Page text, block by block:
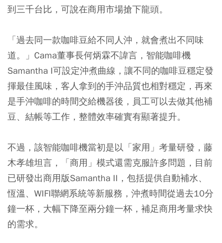
到三千台比，可說在商用市場搶下龍頭。
「過去同一款咖啡豆給不同人沖，就會煮出不同味
道。」Cama董事長何炳霖不諱言，智能咖啡機
Samantha I可設定沖煮曲線，讓不同的咖啡豆穩定發
揮最佳風味，客人拿到的手沖品質也相對穩定，再來
是手沖咖啡的時間交給機器後，員工可以去做其他補
豆、結帳等工作，整體效率確實有顯著提升。
不過，該智能咖啡機當初是以「家用」考量研發，藤
木孝雄坦言，「商用」模式還需克服許多問題，目前
已研發出商用版Samantha II，包括提供自動補水、
恆溫、WIFI聯網系統等新服務，沖煮時間從過去10分
鐘一杯，大幅下降至兩分鐘一杯，補足商用考量求快
的需求。